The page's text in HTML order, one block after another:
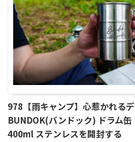
978【雨キャンプ】心惹かれるデ
BUNDOK(バンドック) ドラム
400ml ステンレスを開封する